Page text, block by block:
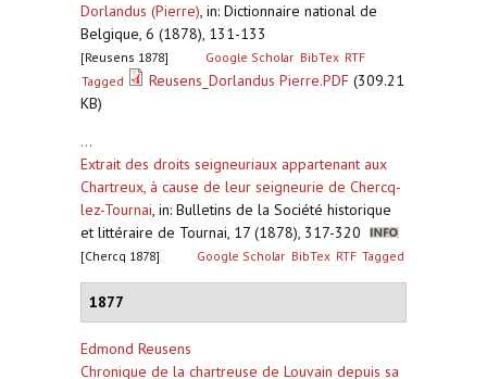
Dorlandus (Pierre), in: Dictionnaire national de
Belgique, 6 (1878), 131-133
[Reusens 1878] Google Scholar BibTex RTF
Tagged
Reusens_Dorlandus Pierre.PDF (309.21
KB)
...
Extrait des droits seigneuriaux appartenant aux
Chartreux, à cause de leur seigneurie de Chercq-
lez-Tournai, in: Bulletins de la Société historique
et littéraire de Tournai, 17 (1878), 317-320
[Chercq 1878] Google Scholar BibTex RTF Tagged
1877
Edmond Reusens
Chronique de la chartreuse de Louvain depuis sa